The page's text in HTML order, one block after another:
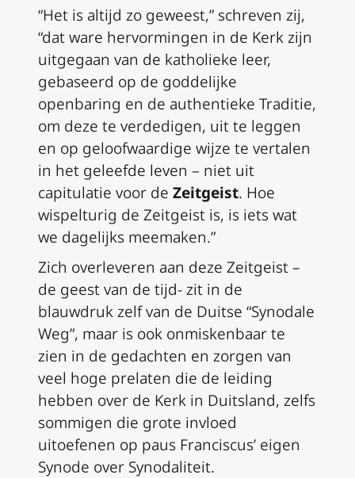
“Het is altijd zo geweest,” schreven zij,
“dat ware hervormingen in de Kerk zijn
uitgegaan van de katholieke leer,
gebaseerd op de goddelijke
openbaring en de authentieke Traditie,
om deze te verdedigen, uit te leggen
en op geloofwaardige wijze te vertalen
in het geleefde leven – niet uit
capitulatie voor de Zeitgeist. Hoe
wispelturig de Zeitgeist is, is iets wat
we dagelijks meemaken.”
Zich overleveren aan deze Zeitgeist–
de geest van de tijd- zit in de
blauwdruk zelf van de Duitse “Synodale
Weg”, maar is ook onmiskenbaar te
zien in de gedachten en zorgen van
veel hoge prelaten die de leiding
hebben over de Kerk in Duitsland, zelfs
sommigen die grote invloed
uitoefenen op paus Franciscus’ eigen
Synode over Synodaliteit.